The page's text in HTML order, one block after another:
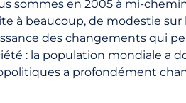
sommes en 2005 à mi-
à beaucoup, de modestie sur
des changements qui
: la population mondiale a
a profondément